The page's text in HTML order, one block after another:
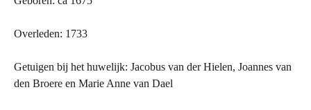
Overleden: 1733
Getuigen bij het huwelijk: Jacobus van der Hielen, Joannes van
den Broere en Marie Anne van Dael